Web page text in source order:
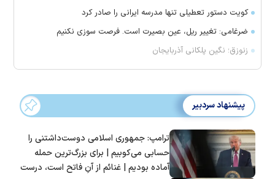
کویت دستور تعطیلی تنها مدرسه ایرانی را صادر کرد
ضرغامی: تغییر ریل، عین بصیرت است. فرصت سوزی نکنیم
زنوزق؛ نگین پلکانی آذربایجان
پیشنهاد سردبیر
ترامپ: جمهوری اسلامی دوست‌داشتنی را
حسابی می‌کوبیم | برای بزرگ‌ترین حمله
آماده بودیم | غنائم از آنِ فاتح است، درست